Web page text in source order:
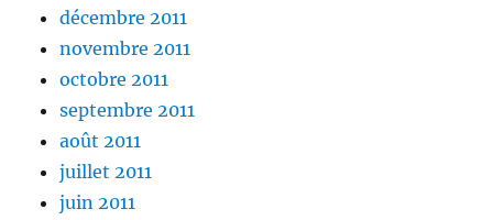
décembre 2011
novembre 2011
octobre 2011
septembre 2011
août 2011
juillet 2011
juin 2011